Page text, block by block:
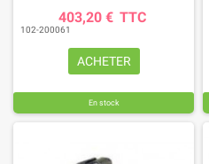
403,20 € TTC
102-200061
ACHETER
En stock